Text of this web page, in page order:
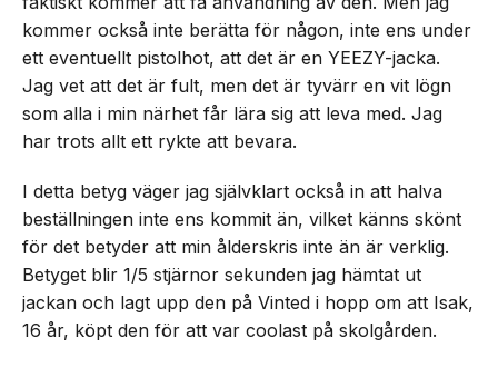
kommer också inte berätta för någon, inte ens under
ett eventuellt pistolhot, att det är en YEEZY-jacka.
Jag vet att det är fult, men det är tyvärr en vit lögn
som alla i min närhet får lära sig att leva med. Jag
har trots allt ett rykte att bevara.
I detta betyg väger jag självklart också in att halva
beställningen inte ens kommit än, vilket känns skönt
för det betyder att min ålderskris inte än är verklig.
Betyget blir 1/5 stjärnor sekunden jag hämtat ut
jackan och lagt upp den på Vinted i hopp om att Isak,
16 år, köpt den för att var coolast på skolgården.